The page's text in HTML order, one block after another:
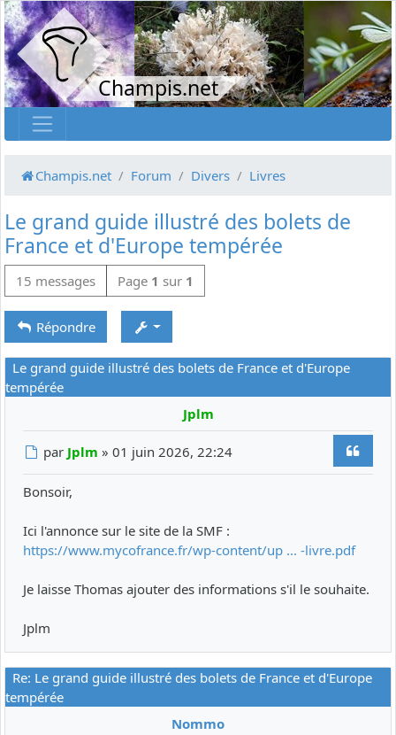
Champis.net
Champis.net Forum Divers Livres
Le grand guide illustré des bolets de
France et d'Europe tempérée
15 messages Page 1 sur 1
Répondre
Le grand guide illustré des bolets de France et d'Europe
tempérée
Jplm
Message
par Jplm »01 juin 2026, 22:24
Bonsoir,
Ici l'annonce sur le site de la SMF :
https://www.mycofrance.fr/wp-content/up ... -livre.pdf
Je laisse Thomas ajouter des informations s'il le souhaite.
Jplm
Re: Le grand guide illustré des bolets de France et d'Europe
tempérée
Nommo